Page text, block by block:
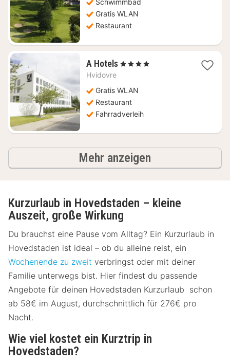
Schwimmbad
Gratis WLAN
Restaurant
A Hotels1
78,97
€
, 4 Sterne
Hvidovre
Gratis WLAN
Restaurant
Fahrradverleih
Mehr anzeigen
Kurzurlaub in Hovedstaden – kleine
Auszeit, große Wirkung
Du brauchst eine Pause vom Alltag? Ein Kurzurlaub in
Hovedstaden ist ideal – ob du alleine reist, ein
Wochenende zu zweit verbringst oder mit deiner
Familie unterwegs bist. Hier findest du passende
Angebote für deinen Hovedstaden Kurzurlaub schon
ab 58€ im August, durchschnittlich für 276€ pro
Nacht.
Wie viel kostet ein Kurztrip in
Hovedstaden?